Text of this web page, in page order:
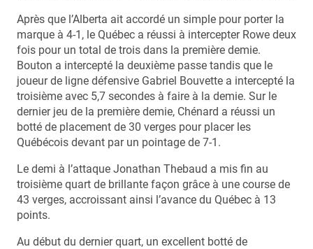
Après que l’Alberta ait accordé un simple pour porter la
marque à 4-1, le Québec a réussi à intercepter Rowe deux
fois pour un total de trois dans la première demie.
Bouton a intercepté la deuxième passe tandis que le
joueur de ligne défensive Gabriel Bouvette a intercepté la
troisième avec 5,7 secondes à faire à la demie. Sur le
dernier jeu de la première demie, Chénard a réussi un
botté de placement de 30 verges pour placer les
Québécois devant par un pointage de 7-1.
Le demi à l’attaque Jonathan Thebaud a mis fin au
troisième quart de brillante façon grâce à une course de
43 verges, accroissant ainsi l’avance du Québec à 13
points.
Au début du dernier quart, un excellent botté de